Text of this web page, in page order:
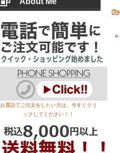
お電話でご注文をしたい方は、今すぐクリ
ックしてください！！
«